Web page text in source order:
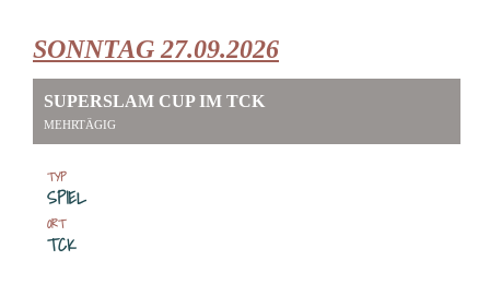
SONNTAG 27.09.2026
SUPERSLAM CUP IM TCK
MEHRTÄGIG
TYP
SPIEL
ORT
TCK